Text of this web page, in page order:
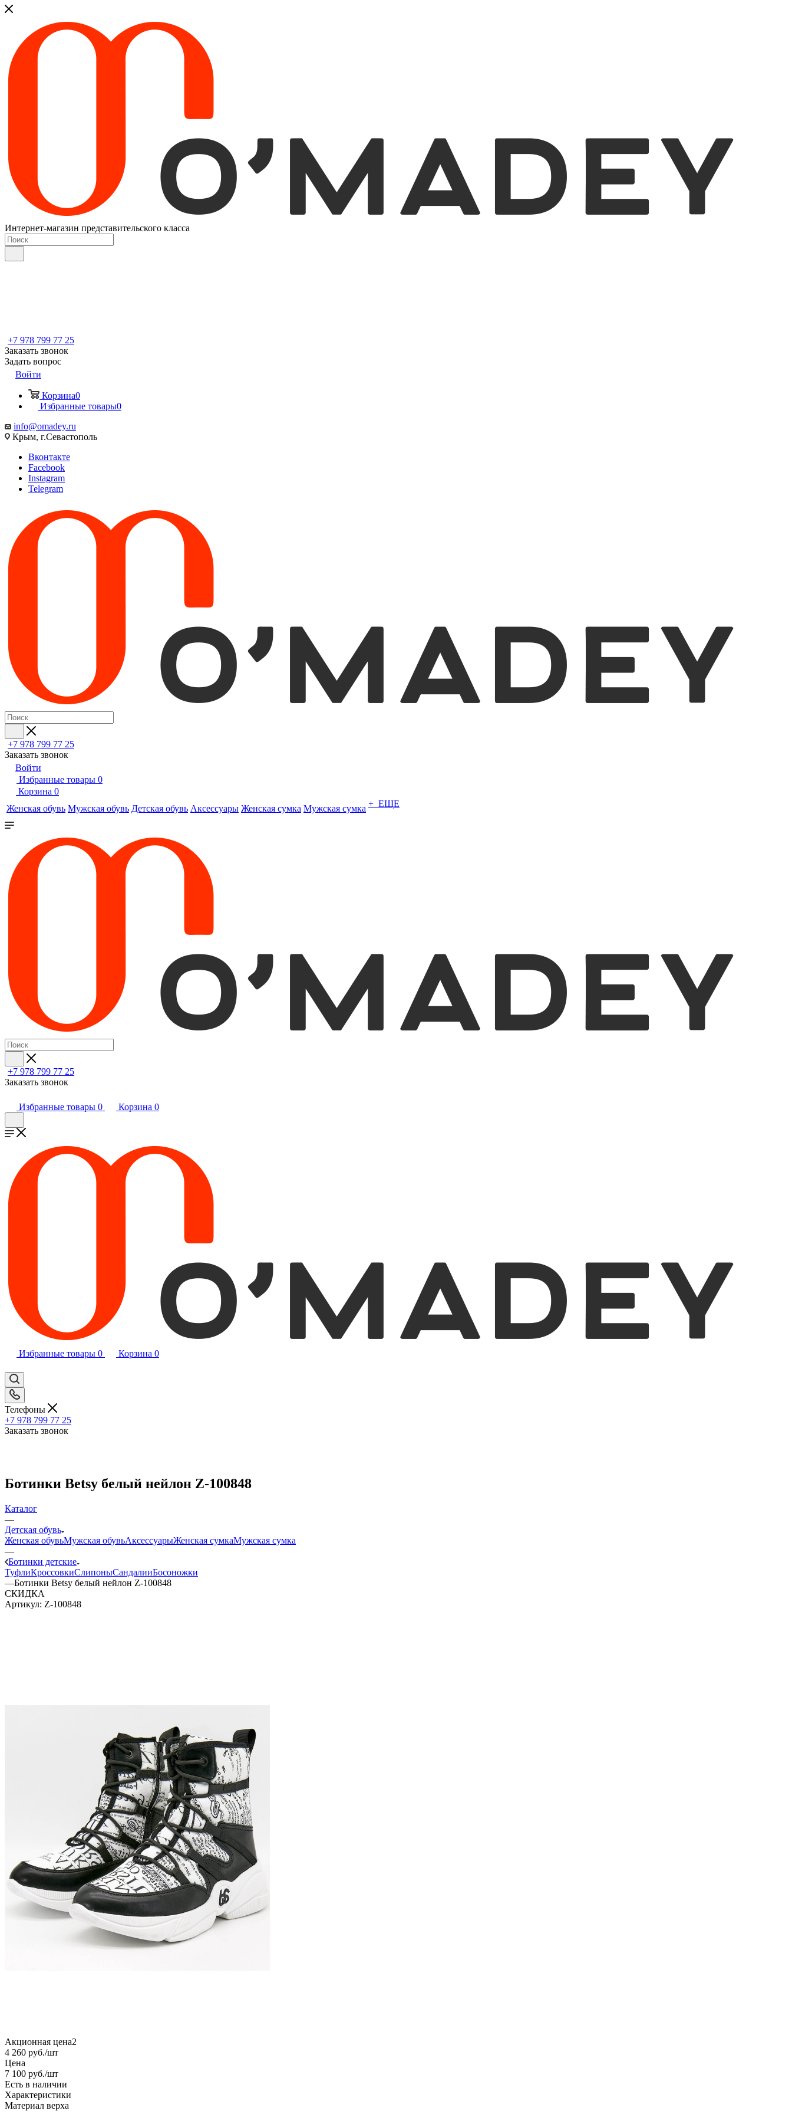
Интернет-магазин представительского класса
+7 978 799 77 25
Заказать звонок
Задать вопрос
Войти
Корзина0
Избранные товары0
info@omadey.ru
Крым, г.Севастополь
Вконтакте
Facebook
Instagram
Telegram
+7 978 799 77 25
Заказать звонок
Войти
Избранные товары 0
Корзина 0
Женская обувь Мужская обувь Детская обувь Аксессуары Женская сумка Мужская сумка + ЕЩЕ
+7 978 799 77 25
Заказать звонок
Избранные товары 0 Корзина 0
Избранные товары 0 Корзина 0
Телефоны
+7 978 799 77 25
Заказать звонок
Ботинки Betsy белый нейлон Z-100848
Каталог
—
Детская обувь
Женская обувьМужская обувьАксессуарыЖенская сумкаМужская сумка
—
Ботинки детские
ТуфлиКроссовкиСлипоныСандалииБосоножки
—Ботинки Betsy белый нейлон Z-100848
СКИДКА
Артикул: Z-100848
Акционная цена2
4 260 руб./шт
Цена
7 100 руб./шт
Есть в наличии
Характеристики
Материал верха